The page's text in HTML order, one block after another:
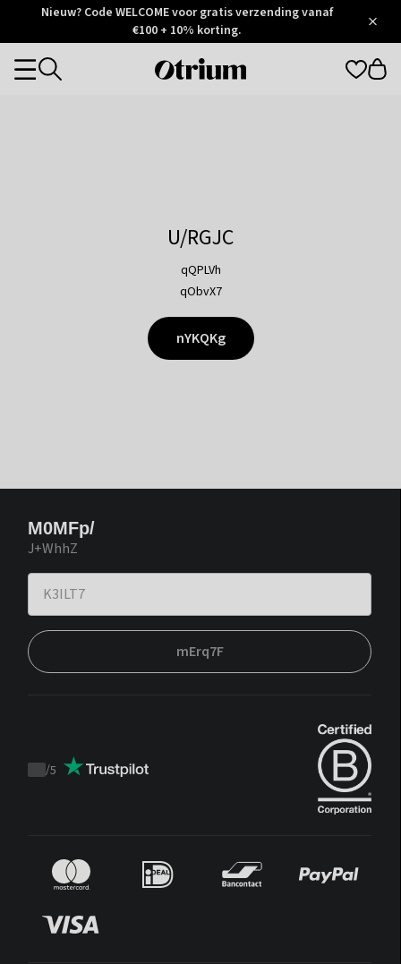
Otrium
Trustpilot
Nieuw? Code WELCOME voor gratis verzending vanaf
€100 + 10% korting.
Otrium
Categories
U/RGJC
qQPLVh
qObvX7
nYKQKg
M0MFp/
J+WhhZ
mErq7F
Trustpilot
/5